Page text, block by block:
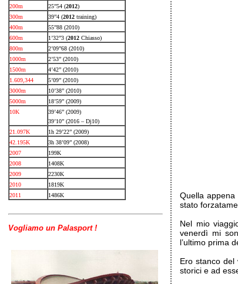
200m 25”54 (2012)
300m
39”4 (2012 training)
400m
55”88 (2010)
600m
1’32”3 (2012 Chiasso)
800m
2’09”68 (2010)
1000m
2’53” (2010)
1500m
4’42” (2010)
1.609,344
5’09” (2010)
3000m
10’38” (2010)
5000m
18’59” (2009)
10K
39’46” (2009)
39’10” (2016 – Dj10)
21.097K
1h 29’22” (2009)
42.195K
3h 38’09” (2008)
2007
199K
2008
1408K
2009
2230K
2010
1819K
2011
1486K
Vogliamo un Palasport !
Quella appena
stato
Nel mio
venerdì mi
l’ultimo prima
Ero stanco del
storici e ad